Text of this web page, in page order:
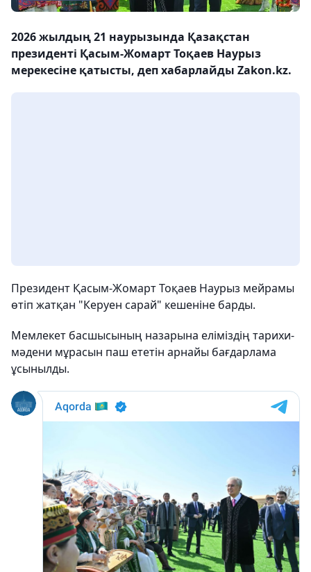
2026 жылдың 21 наурызында Қазақстан
президенті Қасым-Жомарт Тоқаев Наурыз
мерекесіне қатысты, деп хабарлайды Zakon.kz.
Президент Қасым-Жомарт Тоқаев Наурыз мейрамы
өтіп жатқан "Керуен сарай" кешеніне барды.
Мемлекет басшысының назарына еліміздің тарихи-
мәдени мұрасын паш ететін арнайы бағдарлама
ұсынылды.